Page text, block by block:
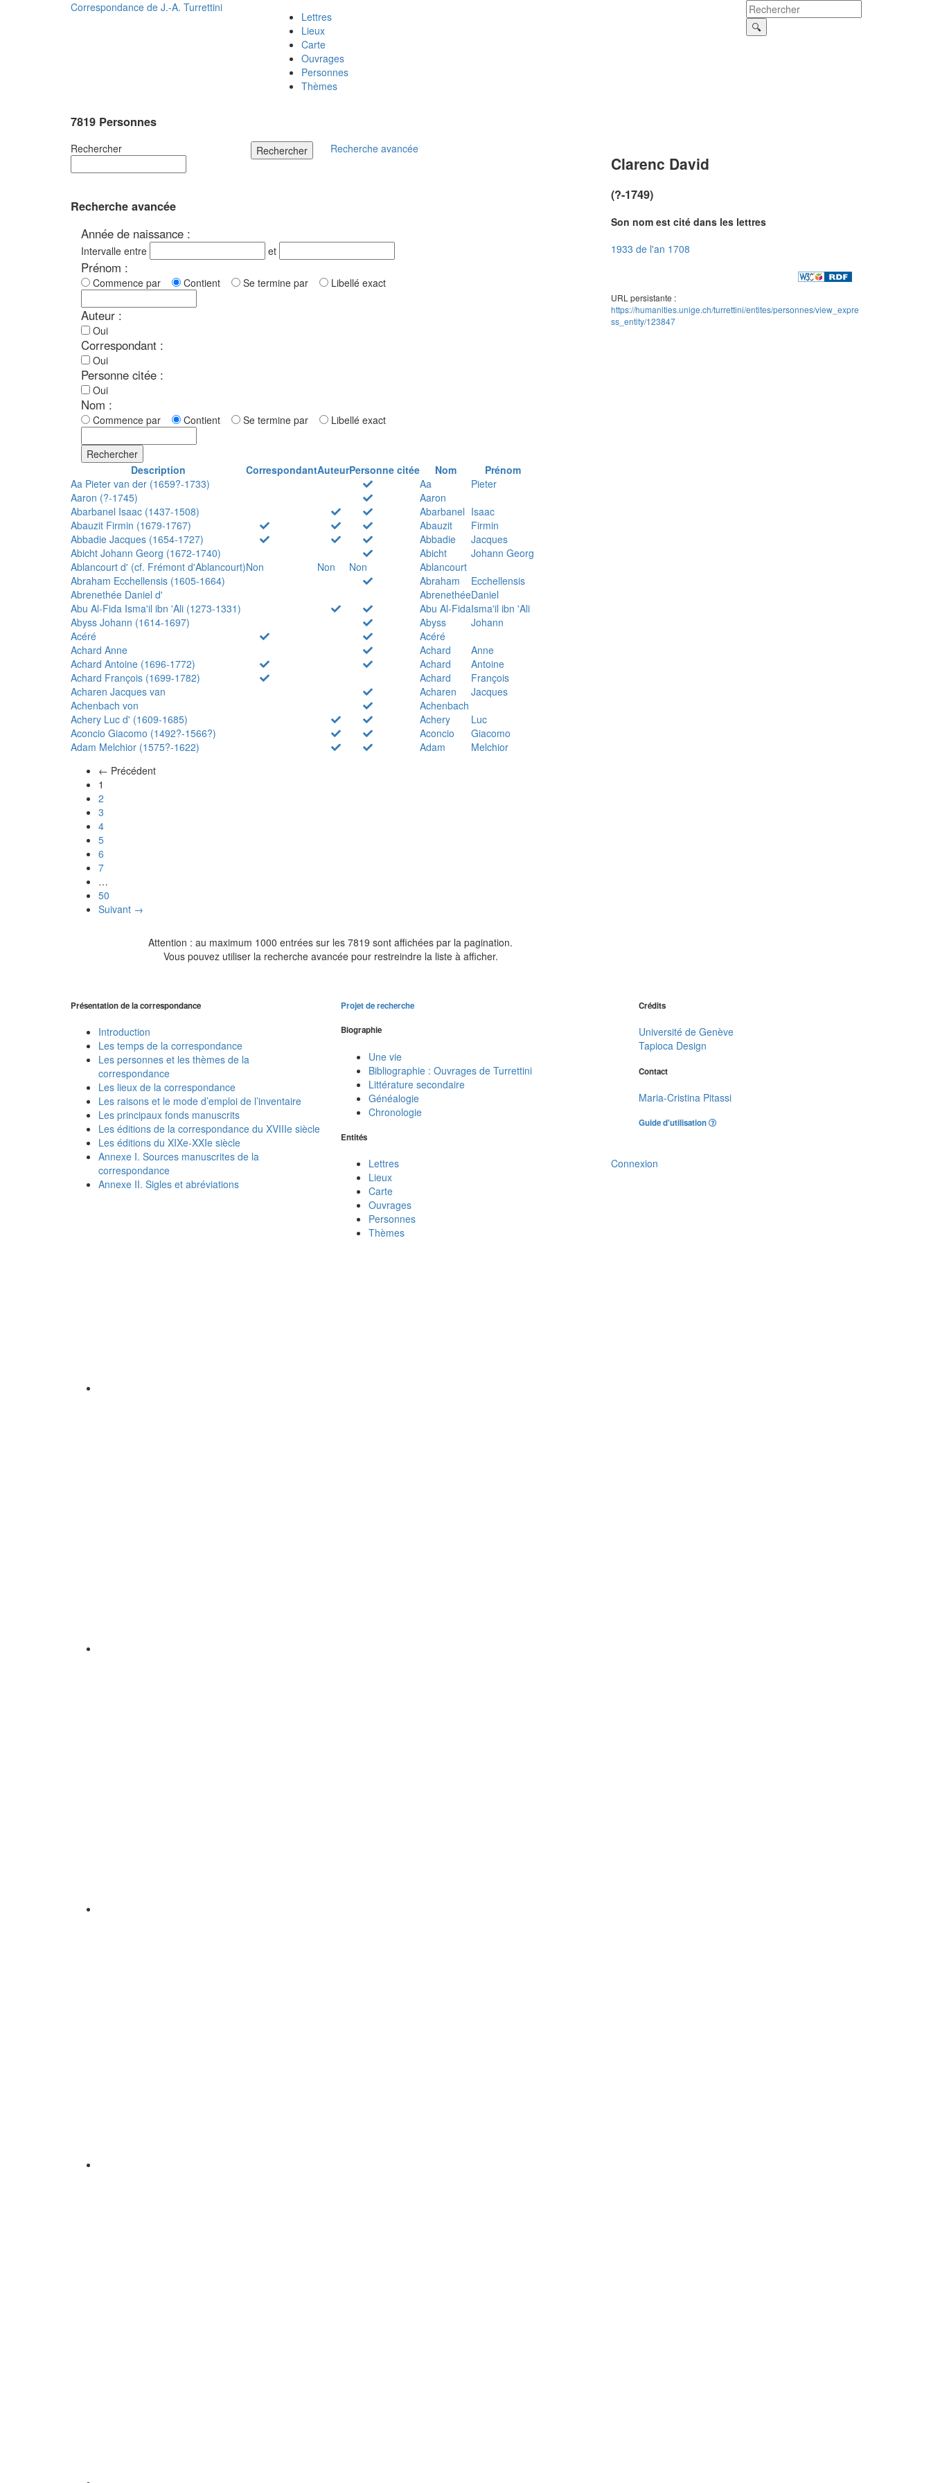
Correspondance de J.-A. Turrettini
Lettres
Lieux
Carte
Ouvrages
Personnes
Thèmes
7819 Personnes
Rechercher Rechercher Recherche avancée
Recherche avancée
Année de naissance :
Intervalle entre et
Prénom :
Commence par Contient Se termine par Libellé exact
Auteur :
Oui
Correspondant :
Oui
Personne citée :
Oui
Nom :
Commence par Contient Se termine par Libellé exact
Rechercher
Description
CorrespondantAuteurPersonne citée Nom
Prénom
Aa Pieter van der (1659?-1733)
Aa
Pieter
Aaron (?-1745)
Aaron
Abarbanel Isaac (1437-1508)
Abarbanel Isaac
Abauzit Firmin (1679-1767)
Abauzit
Firmin
Abbadie Jacques (1654-1727)
Abbadie
Jacques
Abicht Johann Georg (1672-1740)
Abicht
Johann Georg
Ablancourt d' (cf. Frémont d'Ablancourt)Non Non Non
Ablancourt
Abraham Ecchellensis (1605-1664)
Abraham
Ecchellensis
Abrenethée Daniel d'
AbrenethéeDaniel
Abu Al-Fida Isma'il ibn 'Ali (1273-1331)
Abu Al-FidaIsma'il ibn 'Ali
Abyss Johann (1614-1697)
Abyss
Johann
Acéré
Acéré
Achard Anne
Achard
Anne
Achard Antoine (1696-1772)
Achard
Antoine
Achard François (1699-1782)
Achard
François
Acharen Jacques van
Acharen
Jacques
Achenbach von
Achenbach
Achery Luc d' (1609-1685)
Achery
Luc
Aconcio Giacomo (1492?-1566?)
Aconcio
Giacomo
Adam Melchior (1575?-1622)
Adam
Melchior
← Précédent
1
2
3
4
5
6
7
…
50
Suivant →
Attention : au maximum 1000 entrées sur les 7819 sont affichées par la pagination.
Vous pouvez utiliser la recherche avancée pour restreindre la liste à afficher.
Clarenc David
(?-1749)
Son nom est cité dans les lettres
1933 de l'an 1708
URL persistante :
https://humanities.unige.ch/turrettini/entites/personnes/view_expre
ss_entity/123847
Présentation de la correspondance
Introduction
Les temps de la correspondance
Les personnes et les thèmes de la
correspondance
Les lieux de la correspondance
Les raisons et le mode d’emploi de l’inventaire
Les principaux fonds manuscrits
Les éditions de la correspondance du XVIIIe siècle
Les éditions du XIXe-XXIe siècle
Annexe I. Sources manuscrites de la
correspondance
Annexe II. Sigles et abréviations
Projet de recherche
Biographie
Une vie
Bibliographie : Ouvrages de Turrettini
Littérature secondaire
Généalogie
Chronologie
Entités
Lettres
Lieux
Carte
Ouvrages
Personnes
Thèmes
Crédits
Université de Genève
Tapioca Design
Contact
Maria-Cristina Pitassi
Guide d'utilisation
Connexion